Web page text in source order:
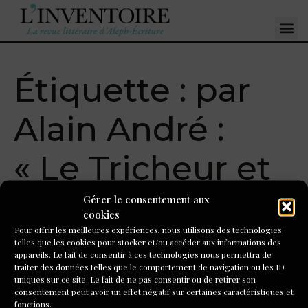
Gérer le consentement aux
cookies
Pour offrir les meilleures expériences, nous utilisons des technologies
telles que les cookies pour stocker et/ou accéder aux informations des
appareils. Le fait de consentir à ces technologies nous permettra de
traiter des données telles que le comportement de navigation ou les ID
uniques sur ce site. Le fait de ne pas consentir ou de retirer son
consentement peut avoir un effet négatif sur certaines caractéristiques et
fonctions.
Étiquette : par
Alain André :
« Le Tricheur et
La Corde raide »
Un livre pour l’été, par
Alain André : « Le Tricheur